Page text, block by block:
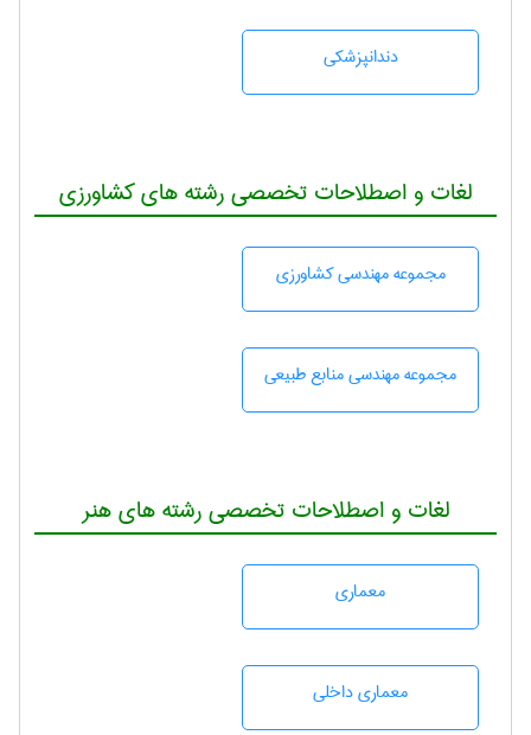
دندانپزشكی
لغات و اصطلاحات تخصصی رشته های کشاورزی
مجموعه مهندسی كشاورزی
مجموعه مهندسی منابع طبيعی
لغات و اصطلاحات تخصصی رشته های هنر
معماری
معماری داخلی